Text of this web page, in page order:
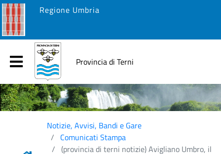
Regione Umbria
Provincia di Terni
Notizie, Avvisi, Bandi e Gare
Comunicati Stampa
(provincia di terni notizie) Avigliano Umbro, il